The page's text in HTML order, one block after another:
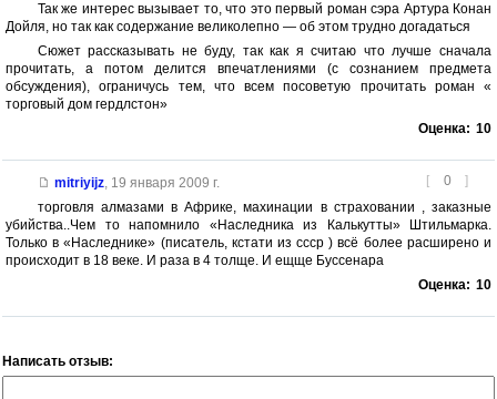
Так же интерес вызывает то, что это первый роман сэра Артура Конан
Дойля, но так как содержание великолепно — об этом трудно догадаться
Сюжет рассказывать не буду, так как я считаю что лучше сначала
прочитать, а потом делится впечатлениями (с сознанием предмета
обсуждения), ограничусь тем, что всем посоветую прочитать роман «
торговый дом гердлстон»
Оценка: 10
[ 0 ]
mitriyijz, 19 января 2009 г.
торговля алмазами в Африке, махинации в страховании , заказные
убийства..Чем то напомнило «Наследника из Калькутты» Штильмарка.
Только в «Наследнике» (писатель, кстати из ссср ) всё более расширено и
происходит в 18 веке. И раза в 4 толще. И ещще Буссенара
Оценка: 10
Написать отзыв: